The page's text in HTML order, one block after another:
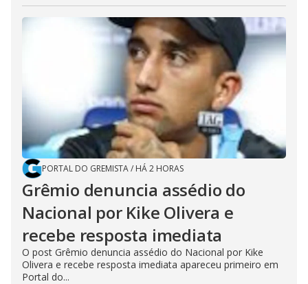
PORTAL DO GREMISTA/ HÁ 2 HORAS
Grêmio denuncia assédio do
Nacional por Kike Olivera e
recebe resposta imediata
O post Grêmio denuncia assédio do Nacional por Kike
Olivera e recebe resposta imediata apareceu primeiro em
Portal do...